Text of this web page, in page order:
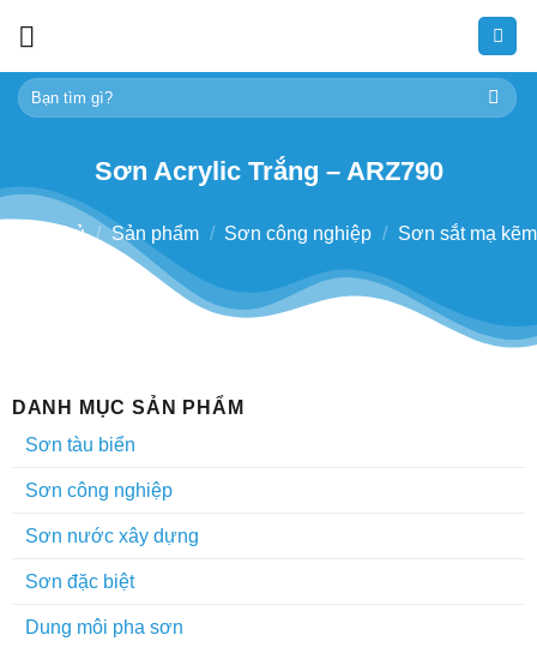
content
Tìm
kiếm:
Sơn Acrylic Trắng – ARZ790
Trang chủ / Sản phẩm / Sơn công nghiệp / Sơn sắt mạ kẽm
DANH MỤC SẢN PHẨM
Sơn tàu biển
Sơn công nghiệp
Sơn nước xây dựng
Sơn đặc biệt
Dung môi pha sơn